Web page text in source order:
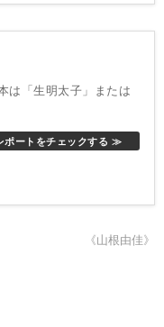
は「生明太子」または
ポートをチェックする ≫
《山根由佳》